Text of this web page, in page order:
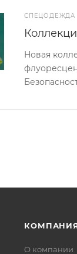
СПЕЦОДЕЖДА
Новая
О компании